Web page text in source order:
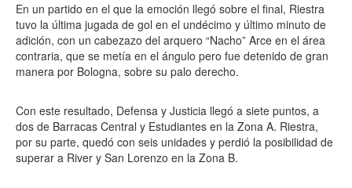
En un partido en el que la emoción llegó sobre el final, Riestra
tuvo la última jugada de gol en el undécimo y último minuto de
adición, con un cabezazo del arquero “Nacho” Arce en el área
contraria, que se metía en el ángulo pero fue detenido de gran
manera por Bologna, sobre su palo derecho.
Con este resultado, Defensa y Justicia llegó a siete puntos, a
dos de Barracas Central y Estudiantes en la Zona A. Riestra,
por su parte, quedó con seis unidades y perdió la posibilidad de
superar a River y San Lorenzo en la Zona B.